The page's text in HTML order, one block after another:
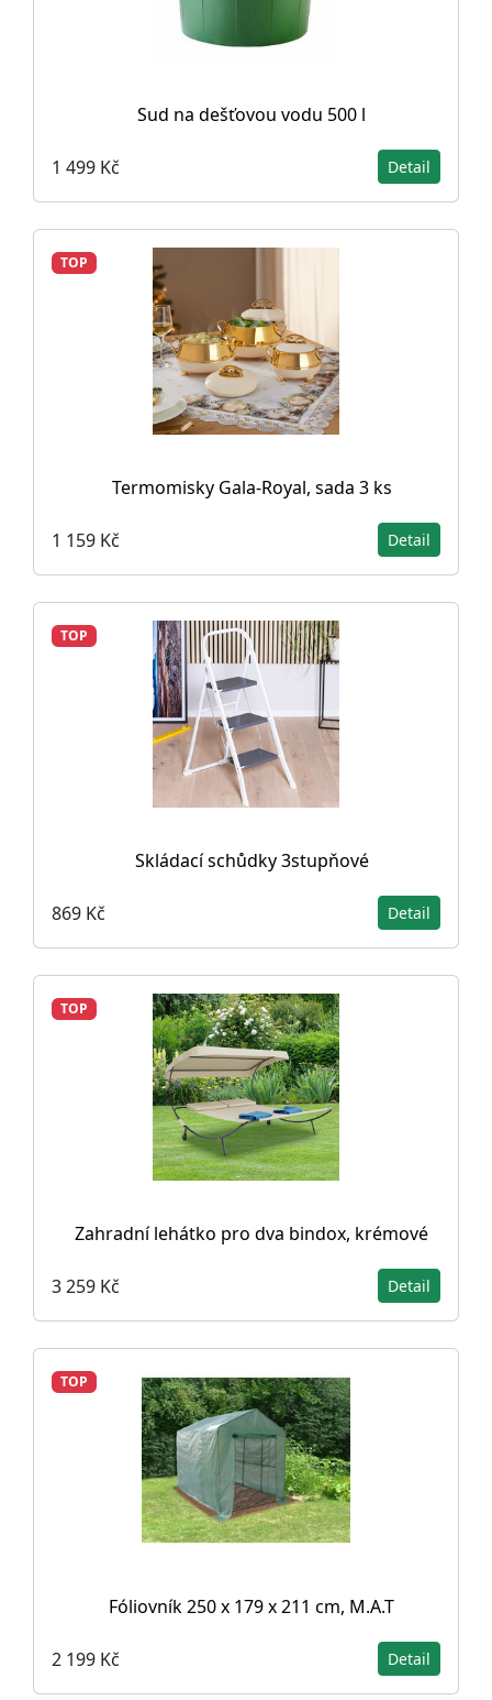
Sud na dešťovou vodu 500 l
1 499 Kč Detail
TOP
Termomisky Gala-Royal, sada 3 ks
1 159 Kč Detail
TOP
Skládací schůdky 3stupňové
869 Kč Detail
TOP
Zahradní lehátko pro dva bindox, krémové
3 259 Kč Detail
TOP
Fóliovník 250 x 179 x 211 cm, M.A.T
2 199 Kč Detail